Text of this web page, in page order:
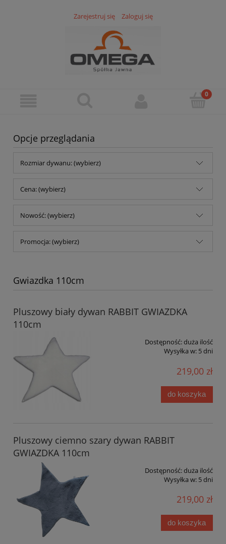
Zarejestruj się Zaloguj się
Opcje przeglądania
Rozmiar dywanu: (wybierz)
Cena: (wybierz)
Nowość: (wybierz)
Promocja: (wybierz)
Gwiazdka 110cm
Pluszowy biały dywan RABBIT GWIAZDKA
110cm
Dostępność:duża ilość
Wysyłka w: 5 dni
219,00 zł
do koszyka
Pluszowy ciemno szary dywan RABBIT
GWIAZDKA 110cm
Dostępność:duża ilość
Wysyłka w: 5 dni
219,00 zł
do koszyka